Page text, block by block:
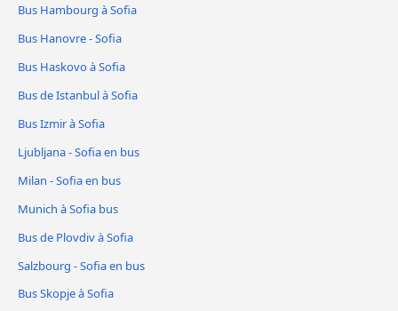
Bus Hambourg à Sofia
Bus Hanovre - Sofia
Bus Haskovo à Sofia
Bus de Istanbul à Sofia
Bus Izmir à Sofia
Ljubljana - Sofia en bus
Milan - Sofia en bus
Munich à Sofia bus
Bus de Plovdiv à Sofia
Salzbourg - Sofia en bus
Bus Skopje à Sofia